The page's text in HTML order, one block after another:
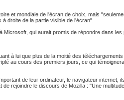
et mondiale de l'écran de choix, mais
droite de la partie visible de l'écran".
qui aurait promis de répondre dans les
à lui que plus de la moitié des
au cours des premiers jours, ce qui
de leur ordinateur, le navigateur internet,
rejoindre le discours de Mozilla : "Une